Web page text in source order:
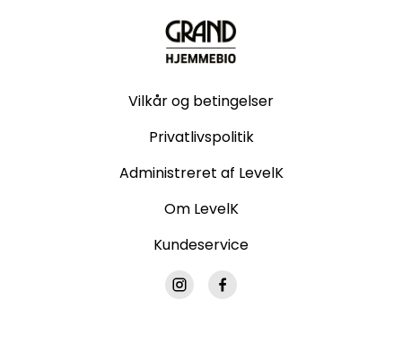
Vilkår og betingelser
Privatlivspolitik
Administreret af LevelK
Om LevelK
Kundeservice